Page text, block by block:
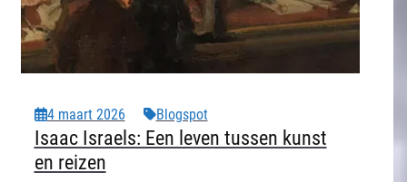
4 maart 2026 Blogspot
Isaac Israels: Een leven tussen kunst
en reizen